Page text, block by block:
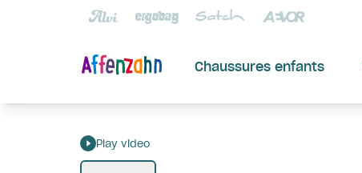
Chaussures enfants
Play video